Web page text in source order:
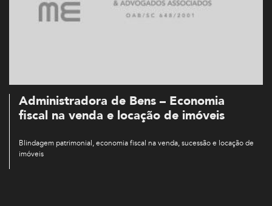
Administradora de Bens – Economia
fiscal na venda e locação de imóveis
Blindagem patrimonial, economia fiscal na venda, sucessão e locação de
imóveis